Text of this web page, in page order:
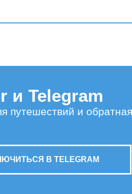
и Telegram
путешествий и
В TELEGRAM